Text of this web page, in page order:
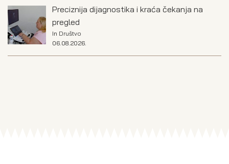
Preciznija dijagnostika i kraća čekanja na
pregled
In Društvo
06.08.2026.